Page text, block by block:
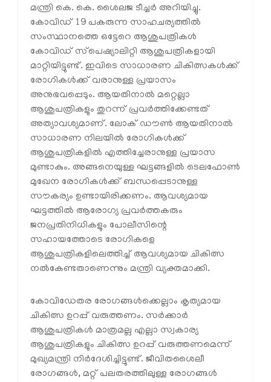
മന്ത്രി കെ. കെ. ശൈലജ ടീച്ചര്‍ അറിയിച്ചു.
കോവിഡ് 19 പകരുന്ന സാഹചര്യത്തില്‍
സംസ്ഥാനത്തെ ഒട്ടേറെ ആശുപത്രികള്‍
കോവിഡ് സ്‌പെഷ്യാലിറ്റി ആശുപത്രികളായി
മാറ്റിയിട്ടുണ്ട്. ഇവിടെ സാധാരണ ചികിത്സകള്‍ക്ക്
രോഗികള്‍ക്ക് വരാനുള്ള പ്രയാസം
അനുഭവപ്പെടും. ആയതിനാല്‍ മറ്റെല്ലാ
ആശുപത്രികളും തുറന്ന് പ്രവര്‍ത്തിക്കേണ്ടത്
അത്യാവശ്യമാണ്. ലോക് ഡൗണ്‍ ആയതിനാല്‍
സാധാരണ നിലയില്‍ രോഗികള്‍ക്ക്
ആശുപത്രികളില്‍ എത്തിച്ചേരാനുള്ള പ്രയാസ
മുണ്ടാകും. അങ്ങനെയുള്ള ഘട്ടങ്ങളില്‍ ടെലഫോണ്‍
മുഖേന രോഗികള്‍ക്ക് ബന്ധപ്പെടാനുള്ള
സൗകര്യം ഉണ്ടായിരിക്കണം. ആവശ്യമായ
ഘട്ടത്തില്‍ ആരോഗ്യ പ്രവര്‍ത്തകരും
ജനപ്രതിനിധികളും പോലീസിന്റെ
സഹായത്തോടെ രോഗികളെ
ആശുപത്രികളിലെത്തിച്ച് ആവശ്യമായ ചികിത്സ
നല്‍കേണ്ടതാണെന്നും മന്ത്രി വ്യക്തമാക്കി.
കോവിഡേതര രോഗങ്ങള്‍ക്കെല്ലാം കൃത്യമായ
ചികിത്സ ഉറപ്പ് വരുത്തണം. സര്‍ക്കാര്‍
ആശുപത്രികള്‍ മാത്രമല്ല എല്ലാ സ്വകാര്യ
ആശുപത്രികളും ചികിത്സ ഉറപ്പ് വരുത്തണമെന്ന്
മുഖ്യമന്ത്രി നിര്‍ദേശിച്ചിട്ടുണ്ട്. ജീവിതശൈലീ
രോഗങ്ങള്‍, മറ്റ് പലതരത്തിലുള്ള രോഗങ്ങള്‍